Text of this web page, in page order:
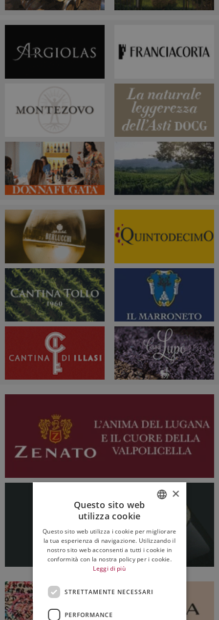
ENGLISH
×
Questo sito web
utilizza cookie
Questo sito web utilizza i cookie per migliorare
la tua esperienza di navigazione. Utilizzando il
nostro sito web acconsenti a tutti i cookie in
conformità con la nostra policy per i cookie.
Leggi di più
STRETTAMENTE NECESSARI
PERFORMANCE